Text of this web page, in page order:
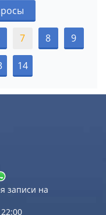
7 8 9
14
записи на